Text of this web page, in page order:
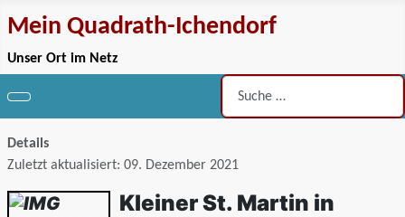
Mein Quadrath-Ichendorf
Unser Ort im Netz
Suchen
Details
Zuletzt aktualisiert: 09. Dezember 2021
Kleiner St. Martin in